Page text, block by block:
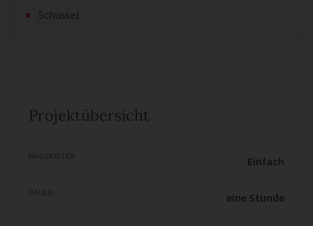
Schüssel
Projektübersicht
Einfach
eine Stunde